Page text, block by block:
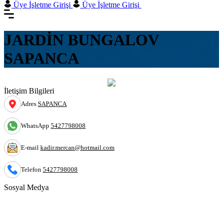
Üye İşletme Girişi Üye İşletme Girişi
JARDİN BUNGALOV
SAPANCA
İletişim Bilgileri
Adres SAPANCA
WhatsApp 5427798008
E-mail kadir.mercan@hotmail.com
Telefon 5427798008
Sosyal Medya